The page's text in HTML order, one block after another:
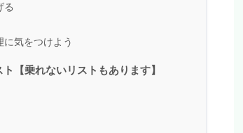
る
に気をつけよう
【乗れないリストもあります】